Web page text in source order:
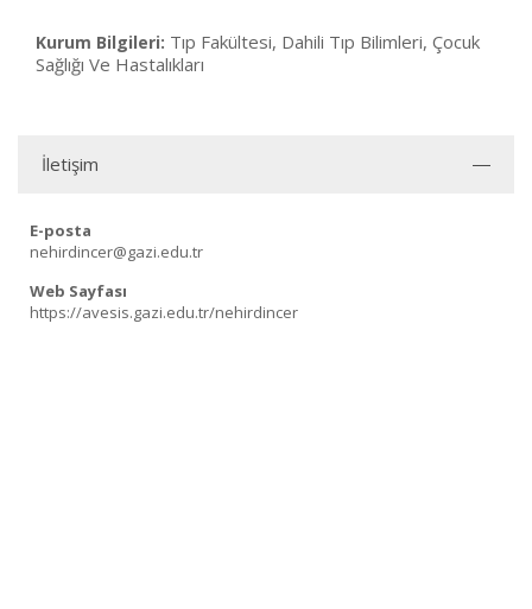
Kurum Bilgileri: Tıp Fakültesi, Dahili Tıp Bilimleri, Çocuk
Sağlığı Ve Hastalıkları
İletişim
E-posta
nehirdincer@gazi.edu.tr
Web Sayfası
https://avesis.gazi.edu.tr/nehirdincer